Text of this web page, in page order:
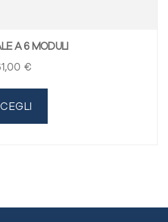
A 6 MODULI
,00 €